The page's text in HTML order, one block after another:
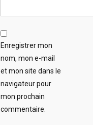
Enregistrer mon
nom, mon e-mail
et mon site dans le
navigateur pour
mon prochain
commentaire.